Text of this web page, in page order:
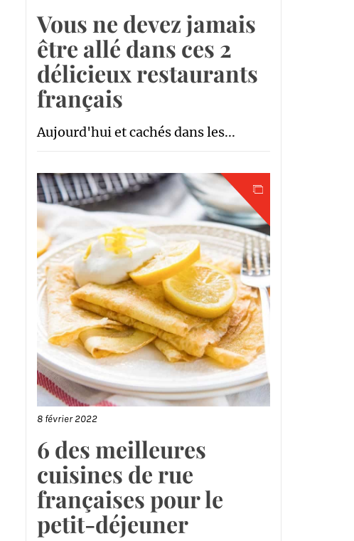
Vous ne devez jamais
être allé dans ces 2
délicieux restaurants
français
Aujourd'hui et cachés dans les...
8 février 2022
6 des meilleures
cuisines de rue
françaises pour le
petit-déjeuner